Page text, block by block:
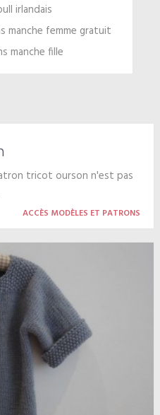
irlandais
femme gratuit
manche fille
tricot ourson n'est pas
ACCÈS MODÈLES ET PATRONS